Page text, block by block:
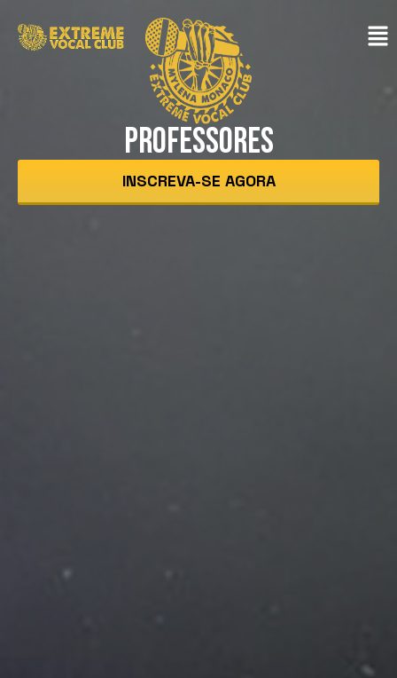
PROFESSORES
INSCREVA-SE AGORA